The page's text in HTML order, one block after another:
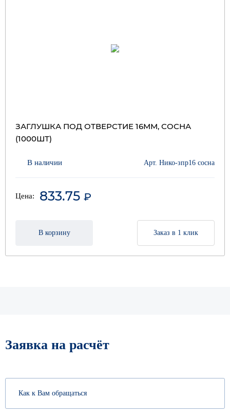
ЗАГЛУШКА ПОД ОТВЕРСТИЕ 16ММ, СОСНА
(1000ШТ)
В наличии Арт. Нико-зпр16 сосна
Цена: 833.75 ₽
В корзину Заказ в 1 клик
Заявка на расчёт